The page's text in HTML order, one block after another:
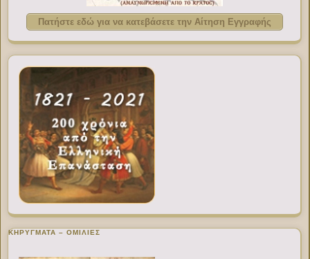
Πατήστε εδώ για να κατεβάσετε την Αίτηση Εγγραφής
ΚΗΡΥΓΜΑΤΑ – ΟΜΙΛΙΕΣ